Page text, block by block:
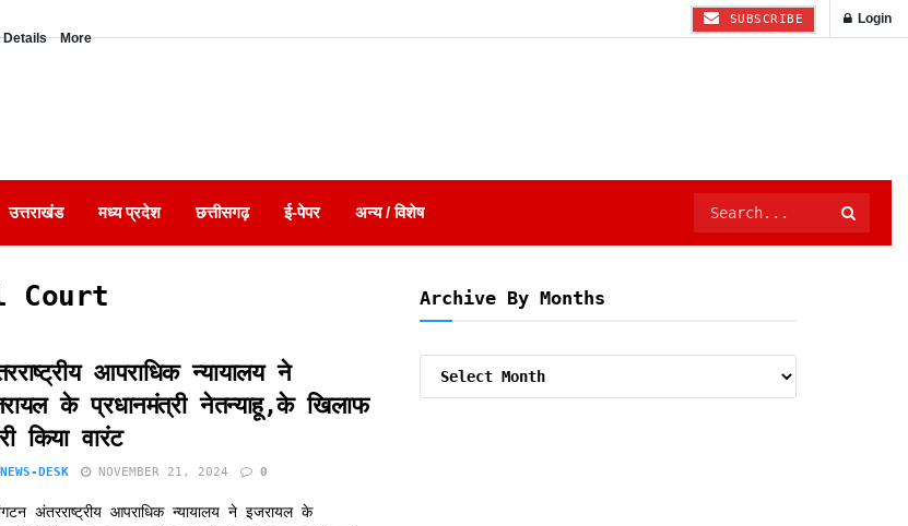
Details More
SUBSCRIBE Login
उत्तराखंड मध्य प्रदेश छत्तीसगढ़ ई-पेपर अन्य / विशेष
Court
आपराधिक न्यायालय ने
के प्रधानमंत्री नेतन्याहू,के खिलाफ
किया वारंट
NEWS-DESK NOVEMBER 21, 2024 0
अंतरराष्ट्रीय आपराधिक न्यायालय ने इजरायल के
Archive By Months